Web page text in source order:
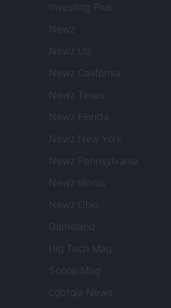
Investing Plus
Newz
Newz US
Newz California
Newz Texas
Newz Florida
Newz New York
Newz Pennsylvania
Newz Illinois
Newz Ohio
Gameland
Hig Tech Mag
Scoop Mag
Lgbtqia News